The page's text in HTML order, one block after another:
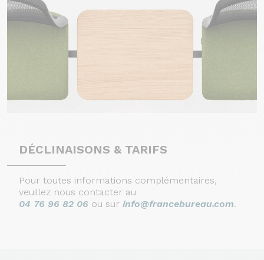
DÉCLINAISONS & TARIFS
Pour toutes informations complémentaires,
veuillez nous contacter au
04 76 96 82 06 ou sur info@francebureau.com.